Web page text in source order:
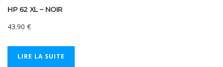
HP 62 XL – NOIR
43.90 €
LIRE LA SUITE